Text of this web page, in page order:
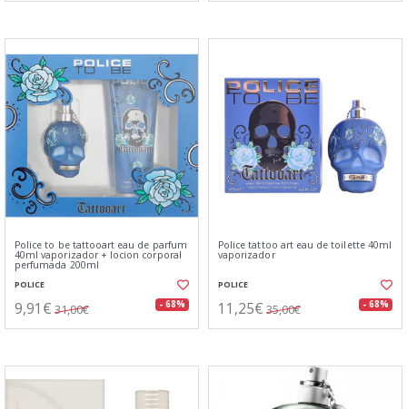
Police to be tattooart eau de parfum
40ml vaporizador + locion corporal
perfumada 200ml
POLICE
9,91€ 31,00€ - 68%
Police tattoo art eau de toilette 40ml
vaporizador
POLICE
11,25€ 35,00€ - 68%